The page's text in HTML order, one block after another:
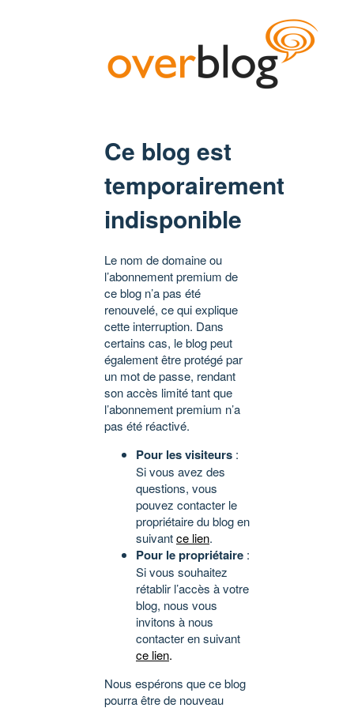
Ce blog est
temporairement
indisponible
Le nom de domaine ou
l’abonnement premium de
ce blog n’a pas été
renouvelé, ce qui explique
cette interruption. Dans
certains cas, le blog peut
également être protégé par
un mot de passe, rendant
son accès limité tant que
l’abonnement premium n’a
pas été réactivé.
Pour les visiteurs :
Si vous avez des
questions, vous
pouvez contacter le
propriétaire du blog en
suivantce lien.
Pour le propriétaire :
Si vous souhaitez
rétablir l’accès à votre
blog, nous vous
invitons à nous
contacter en suivant
ce lien.
Nous espérons que ce blog
pourra être de nouveau